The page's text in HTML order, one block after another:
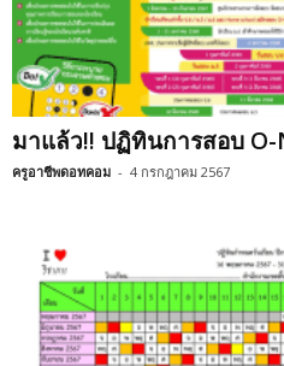
มาแล้ว!! ปฏิทินการสอบ O-
ครูอาชีพดอทคอม - 4 กรกฎาคม 2567